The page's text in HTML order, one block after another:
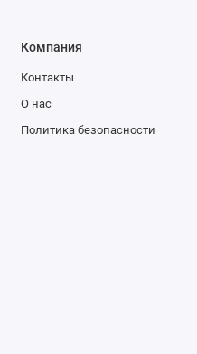
Компания
Контакты
О нас
Политика безопасности